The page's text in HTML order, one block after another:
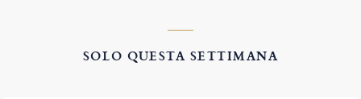
SOLO QUESTA SETTIMANA